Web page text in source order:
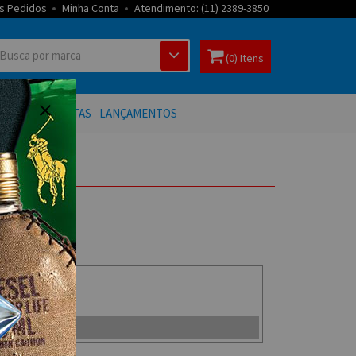
Pedidos Minha Conta Atendimento: (11) 2389-3850
(0) Itens
OFERTAS LANÇAMENTOS